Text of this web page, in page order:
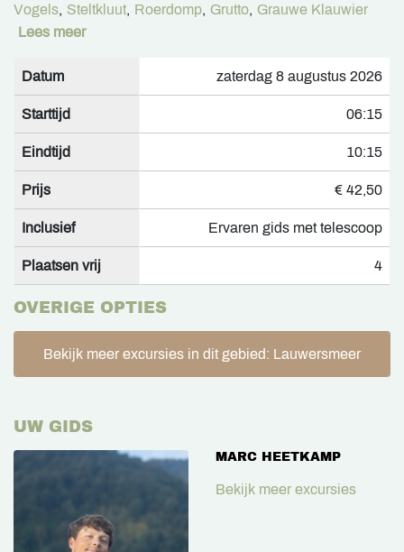
Vogels, Steltkluut, Roerdomp, Grutto, Grauwe Klauwier
Lees meer
Datum zaterdag 8 augustus 2026
Starttijd 06:15
Eindtijd 10:15
Prijs € 42,50
Inclusief Ervaren gids met telescoop
Plaatsen vrij 4
OVERIGE OPTIES
Bekijk meer excursies in dit gebied: Lauwersmeer
UW GIDS
MARC HEETKAMP
Bekijk meer excursies